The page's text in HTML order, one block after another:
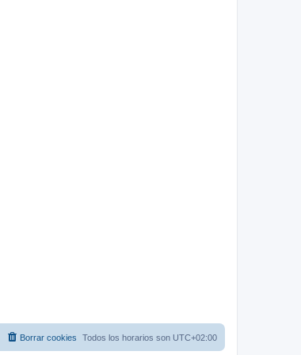
Todos los horarios son UTC+02:00
Borrar cookies